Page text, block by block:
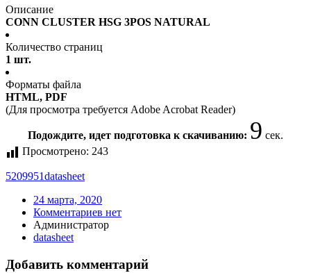
Описание
CONN CLUSTER HSG 3POS NATURAL
Количество страниц
1 шт.
Форматы файла
HTML, PDF
(Для просмотра требуется Adobe Acrobat Reader)
Подождите, идет подготовка к скачиванию: 9 сек.
Просмотрено: 243
5209951datasheet
24 марта, 2020
Комментариев нет
Администратор
datasheet
Добавить комментарий